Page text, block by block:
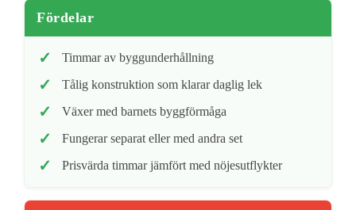
Fördelar
Timmar av byggunderhållning
Tålig konstruktion som klarar daglig lek
Växer med barnets byggförmåga
Fungerar separat eller med andra set
Prisvärda timmar jämfört med nöjesutflykter